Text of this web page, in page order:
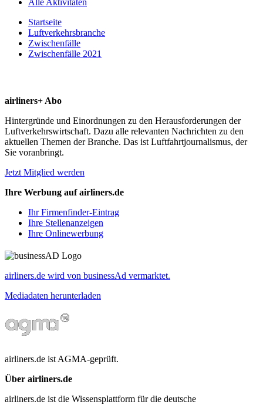
Startseite
Luftverkehrsbranche
Zwischenfälle
Zwischenfälle 2021
airliners+ Abo
Hintergründe und Einordnungen zu den Herausforderungen der
Luftverkehrswirtschaft. Dazu alle relevanten Nachrichten zu den
aktuellen Themen der Branche. Das ist Luftfahrtjournalismus, der
Sie voranbringt.
Jetzt Mitglied werden
Ihre Werbung auf airliners.de
Ihr Firmenfinder-Eintrag
Ihre Stellenanzeigen
Ihre Onlinewerbung
airliners.de wird von businessAd vermarktet.
Mediadaten herunterladen
airliners.de ist AGMA-geprüft.
Über airliners.de
airliners.de ist die Wissensplattform für die deutsche